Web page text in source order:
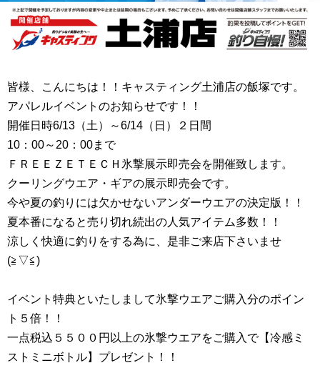
皆様、こんにちは！！キャスティング土浦店の飯塚です。
アパレルイベントのお知らせです！！
開催日時6/13（土）～6/14（日）２日間
10：00～20：00まで
ＦＲＥＥＺＥＴＥＣＨ氷撃展示即売会を開催致します。
クーリングウエア・ギアの展示即売会です。
今や夏の釣りには欠かせないアンダーウエアの決定版！！
夏本番になると売り切れ続出の人気アイテム多数！！
涼しく快適に釣りをする為に、是非ご来店下さいませ
(≧▽≦)
イベント特典といたしまして氷撃ウエアご購入分のポイン
ト５倍！！
一点税込５５００円以上の氷撃ウエアをご購入で【冷感ミ
ストミニボトル】プレゼント！！